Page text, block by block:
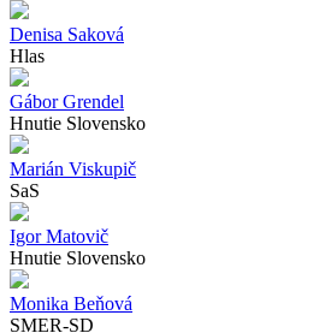
Denisa Saková
Hlas
Gábor Grendel
Hnutie Slovensko
Marián Viskupič
SaS
Igor Matovič
Hnutie Slovensko
Monika Beňová
SMER-SD